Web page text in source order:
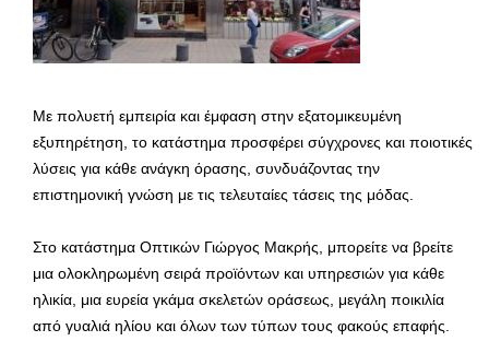
Με πολυετή εμπειρία και έμφαση στην εξατομικευμένη
εξυπηρέτηση, το κατάστημα προσφέρει σύγχρονες και ποιοτικές
λύσεις για κάθε ανάγκη όρασης, συνδυάζοντας την
επιστημονική γνώση με τις τελευταίες τάσεις της μόδας.
Στο κατάστημα Οπτικών Γιώργος Μακρής, μπορείτε να βρείτε
μια ολοκληρωμένη σειρά προϊόντων και υπηρεσιών για κάθε
ηλικία, μια ευρεία γκάμα σκελετών οράσεως, μεγάλη ποικιλία
από γυαλιά ηλίου και όλων των τύπων τους φακούς επαφής.